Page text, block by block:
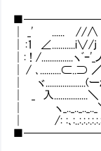
│ _' ...... //∧ ､
│ :1
│: ! /...............
│ / ､
│ ヾ
│ _ 入
│ ヽ
│ /: :､